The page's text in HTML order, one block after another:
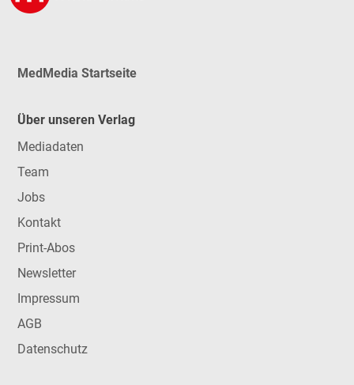
MedMedia Startseite
Über unseren Verlag
Mediadaten
Team
Jobs
Kontakt
Print-Abos
Newsletter
Impressum
AGB
Datenschutz